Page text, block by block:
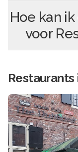
Hoe kan
voor